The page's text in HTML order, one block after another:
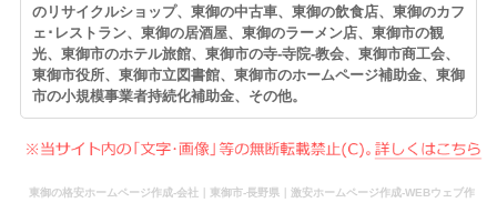
のリサイクルショップ、東御の中古車、東御の飲食店、東御のカフ
ェ･レストラン、東御の居酒屋、東御のラーメン店、東御市の観
光、東御市のホテル旅館、東御市の寺-寺院-教会、東御市商工会、
東御市役所、東御市立図書館、東御市のホームページ補助金、東御
市の小規模事業者持続化補助金、その他。
東御の格安ホームページ作成-会社｜東御市-長野県｜激安ホームページ作成-WEBウェブ作